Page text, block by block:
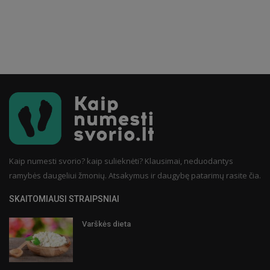
Kaip numesti svorio? kaip sulieknėti? Klausimai, neduodantys
ramybės daugeliui žmonių. Atsakymus ir daugybę patarimų rasite čia.
SKAITOMIAUSI STRAIPSNIAI
Varškės dieta